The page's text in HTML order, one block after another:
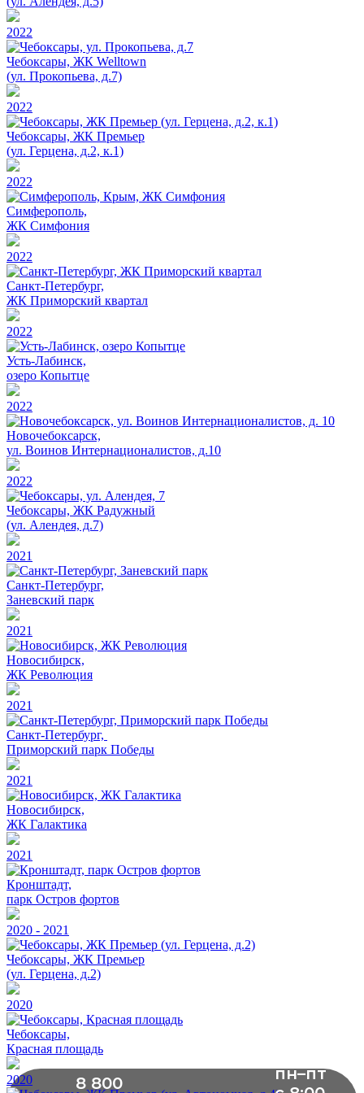
2022
Чебоксары, ЖК Welltown
(ул. Прокопьева, д.7)
2022
Чебоксары, ЖК Премьер
(ул. Герцена, д.2, к.1)
2022
Симферополь,
ЖК Симфония
2022
Санкт-Петербург,
ЖК Приморский квартал
2022
Усть-Лабинск,
озеро Копытце
2022
Новочебоксарск,
ул. Воинов Интернационалистов, д.10
2022
Чебоксары, ЖК Радужный
(ул. Алендея, д.7)
2021
Санкт-Петербург,
Заневский парк
2021
Новосибирск,
ЖК Революция
2021
Санкт-Петербург,
Приморский парк Победы
2021
Новосибирск,
ЖК Галактика
2021
Кронштадт,
парк Остров фортов
2020 - 2021
Чебоксары, ЖК Премьер
(ул. Герцена, д.2)
2020
Чебоксары,
Красная площадь
2020
8 800
пн–пт